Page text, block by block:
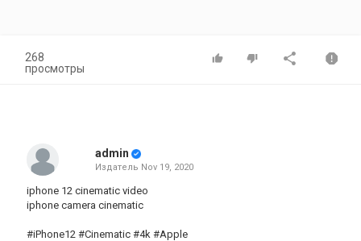
268
просмотры
admin
Издатель Nov 19, 2020
iphone 12 cinematic video
iphone camera cinematic
#iPhone12 #Cinematic #4k #Apple